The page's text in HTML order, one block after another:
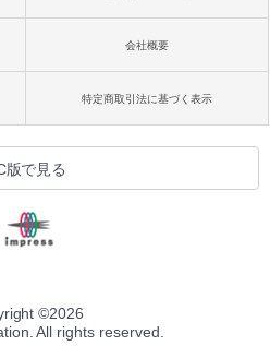
会社概要
特定商取引法に基づく表示
版で見る
©2026
All rights reserved.